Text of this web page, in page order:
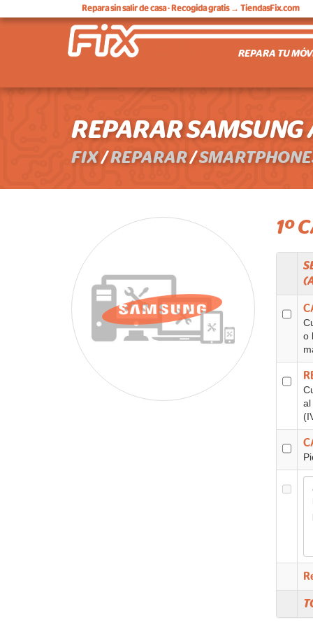
Repara sin salir de casa· Recogida gratis → TiendasFix.com
REPARA TU
REPARAR
FIX/REPARAR/
1º
o
al